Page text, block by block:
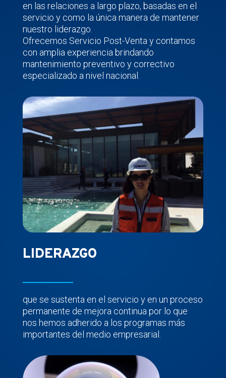
en las relaciones a largo plazo, basadas en el
servicio y como la única manera de mantener
nuestro liderazgo.
Ofrecemos Servicio Post-Venta y contamos
con amplia experiencia brindando
mantenimiento preventivo y correctivo
especializado a nivel nacional.
LIDERAZGO
que se sustenta en el servicio y en un proceso
permanente de mejora continua por lo que
nos hemos adherido a los programas más
importantes del medio empresarial.